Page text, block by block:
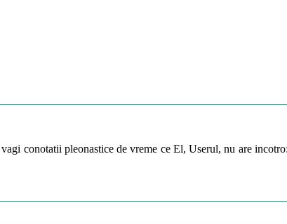
conotatii pleonastice de vreme ce El, Userul, nu are